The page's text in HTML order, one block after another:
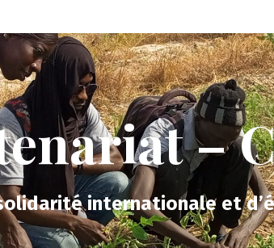
–
internationale et